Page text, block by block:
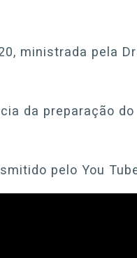
ministrada pela
da preparação
pelo You